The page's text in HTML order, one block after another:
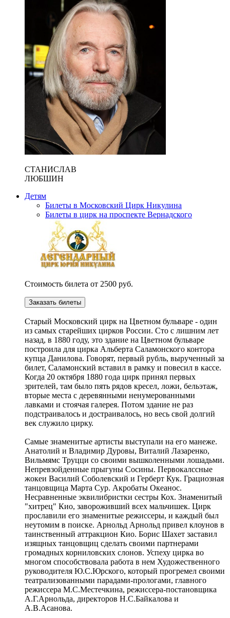
СТАНИСЛАВ
ЛЮБШИН
Детям
Билеты в Московский Цирк Никулина
Билеты в цирк на проспекте Вернадского
Стоимость билета от 2500 руб.
Заказать билеты
Cтарый Московский цирк на Цветном бульваре - один
из самых старейших цирков России. Сто с лишним лет
назад, в 1880 году, это здание на Цветном бульваре
построила для цирка Альберта Саламонского контора
купца Данилова. Говорят, первый рубль, вырученный за
билет, Саламонский вставил в рамку и повесил в кассе.
Когда 20 октября 1880 года цирк принял первых
зрителей, там было пять рядов кресел, ложи, бельэтаж,
вторые места с деревянными ненумерованными
лавками и стоячая галерея. Потом здание не раз
подстраивалось и достраивалось, но весь свой долгий
век служило цирку.
Самые знаменитые артисты выступали на его манеже.
Анатолий и Владимир Дуровы, Виталий Лазаренко,
Вильмямс Труцци со своими вышколенными лошадьми.
Непревзойденные прыгуны Сосины. Первокалссные
жокеи Василий Соболевский и Герберт Кук. Грациозная
танцовщица Марта Сур. Акробаты Океанос.
Несравненные эквилибристки сестры Кох. Знаменитый
"хитрец" Кио, завороживший всех мальчишек. Цирк
прославили его знаменитые режиссеры, и каждый был
неутомим в поиске. Арнольд Арнольд привел клоунов в
таинственный аттракцион Кио. Борис Шахет заставил
изящных танцовщиц сделать своими партнерами
громадных корниловских слонов. Успеху цирка во
многом способствовала работа в нем Художественного
руководителя Ю.С.Юрского, который прогремел своими
театрализованными парадами-прологами, главного
режиссера М.С.Местечкина, режиссера-постановщика
А.Г.Арнольда, директоров Н.С.Байкалова и
А.В.Асанова.